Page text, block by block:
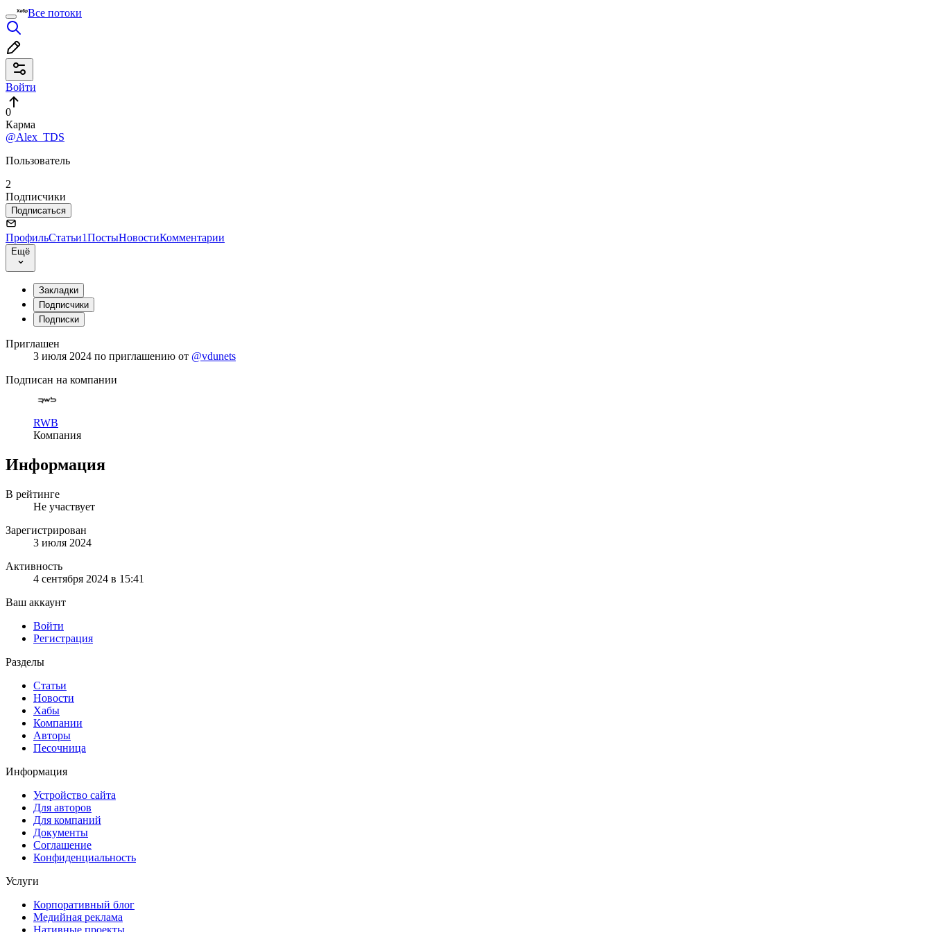
Все потоки
Войти
0
Карма
@Alex_TDS
Пользователь
2
Подписчики
Подписаться
ПрофильСтатьи1ПостыНовостиКомментарии
Ещё
Закладки
Подписчики
Подписки
Приглашен
3 июля 2024 по приглашению от @vdunets
Подписан на компании
RWB
Компания
Информация
В рейтинге
Не участвует
Зарегистрирован
3 июля 2024
Активность
4 сентября 2024 в 15:41
Ваш аккаунт
Войти
Регистрация
Разделы
Статьи
Новости
Хабы
Компании
Авторы
Песочница
Информация
Устройство сайта
Для авторов
Для компаний
Документы
Соглашение
Конфиденциальность
Услуги
Корпоративный блог
Медийная реклама
Нативные проекты